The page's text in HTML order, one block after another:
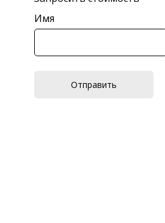
Имя
Отправить